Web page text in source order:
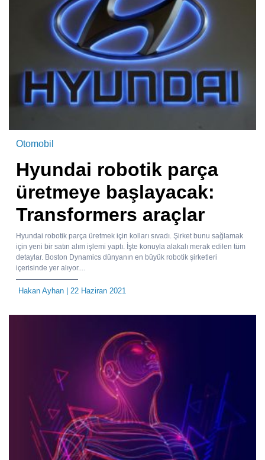
Otomobil
Hyundai robotik parça
üretmeye başlayacak:
Transformers araçlar
Hyundai robotik parça üretmek için kolları sıvadı. Şirket bunu sağlamak
için yeni bir satın alım işlemi yaptı. İşte konuyla alakalı merak edilen tüm
detaylar. Boston Dynamics dünyanın en büyük robotik şirketleri
içerisinde yer alıyor....
Hakan Ayhan | 22 Haziran 2021